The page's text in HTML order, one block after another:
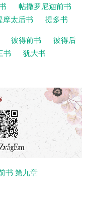
帖撒罗尼迦前书
摩太后书
提多书
彼得前书
彼得后
书
犹大书
书 第九章